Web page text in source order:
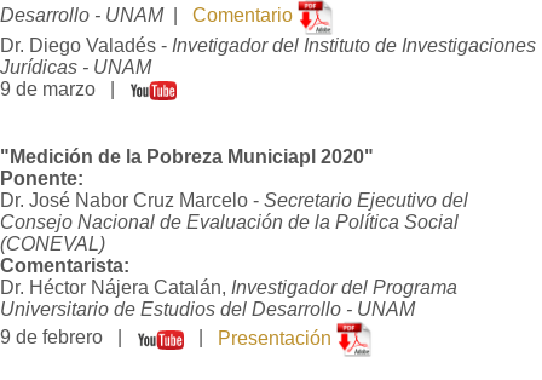
Desarrollo - UNAM
Comentario
Dr. Diego Valadés - Invetigador del Instituto de Investigaciones
Jurídicas - UNAM
9 de marzo |
"Medición de la Pobreza Municiapl 2020"
Ponente:
Dr. José Nabor Cruz Marcelo - Secretario Ejecutivo del
Consejo Nacional de Evaluación de la Política Social
(CONEVAL)
Comentarista:
Dr. Héctor Nájera Catalán, Investigador del Programa
Universitario de Estudios del Desarrollo - UNAM
9 de febrero |
Presentación